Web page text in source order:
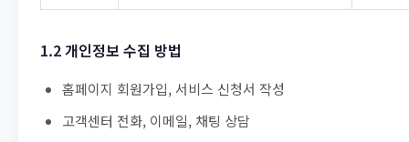
1.2 개인정보 수집 방법
홈페이지 회원가입, 서비스 신청서 작성
고객센터 전화, 이메일, 채팅 상담